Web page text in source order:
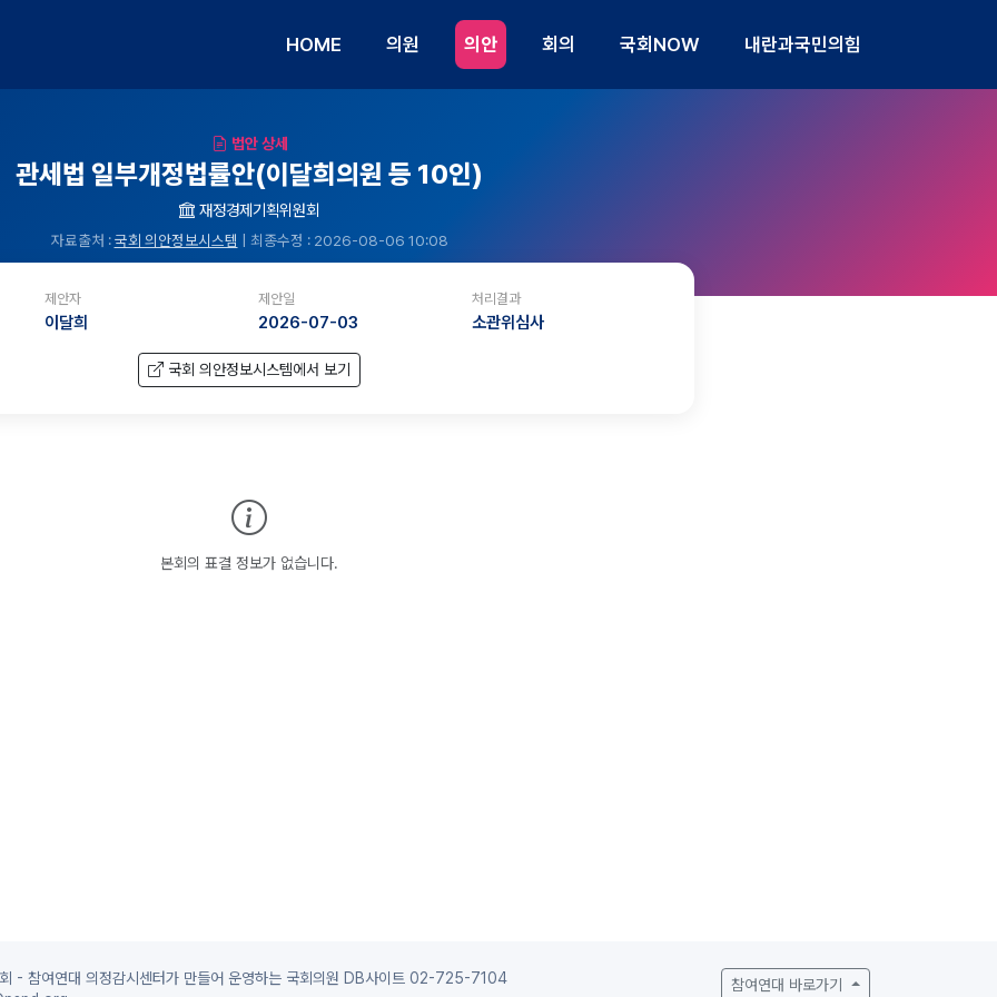
HOME 의원 의안 회의 국회NOW 내란과국민의힘
법안 상세
관세법 일부개정법률안(이달희의원 등 10인)
재정경제기획위원회
자료출처 :국회 의안정보시스템 | 최종수정 : 2026-08-06 10:08
제안자
이달희
제안일
2026-07-03
처리결과
소관위심사
국회 의안정보시스템에서 보기
본회의 표결 정보가 없습니다.
- 참여연대 의정감시센터가 만들어 운영하는 국회의원 DB사이트 02-725-7104
참여연대 바로가기